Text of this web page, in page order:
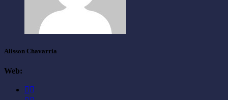
Alisson Chavarria
Web: